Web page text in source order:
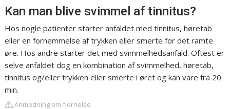
Kan man blive svimmel af tinnitus?
Hos nogle patienter starter anfaldet med tinnitus, høretab
eller en fornemmelse af trykken eller smerte for det ramte
øre. Hos andre starter det med svimmelhedsanfald. Oftest er
selve anfaldet dog en kombination af svimmelhed, høretab,
tinnitus og/eller trykken eller smerte i øret og kan vare fra 20
min.
Anmodning om fjernelse